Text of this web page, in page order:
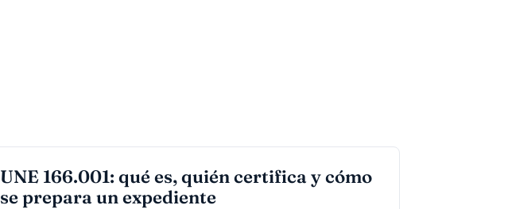
UNE 166.001: qué es, quién certifica y cómo
se prepara un expediente